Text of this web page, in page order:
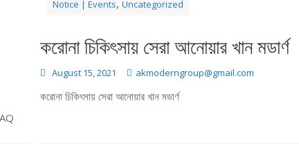
Notice | Events,Uncategorized
করোনা চিকিৎসায় সেরা আনোয়ার খান মডার্ণ
August 15, 2021 akmoderngroup@gmail.com
করোনা চিকিৎসায় সেরা আনোয়ার খান মডার্ণ